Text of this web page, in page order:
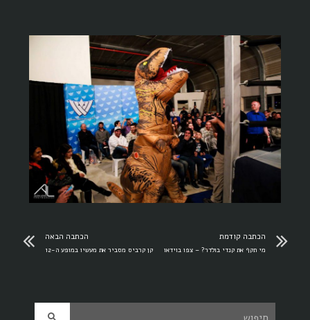
הכתבה קודמת
מי תקף את קנדי בולדר? – צפו בוידאו
הכתבה הבאה
קן קרביס מסביר את מעשיו במופע ה-12